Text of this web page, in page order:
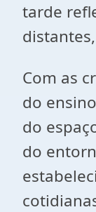
tarde
Com as
do
do
do